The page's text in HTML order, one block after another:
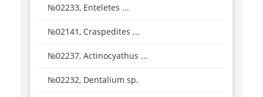
№02233, Enteletes ...
№02141, Craspedites ...
№02237, Actinocyathus ...
№02232, Dentalium sp.